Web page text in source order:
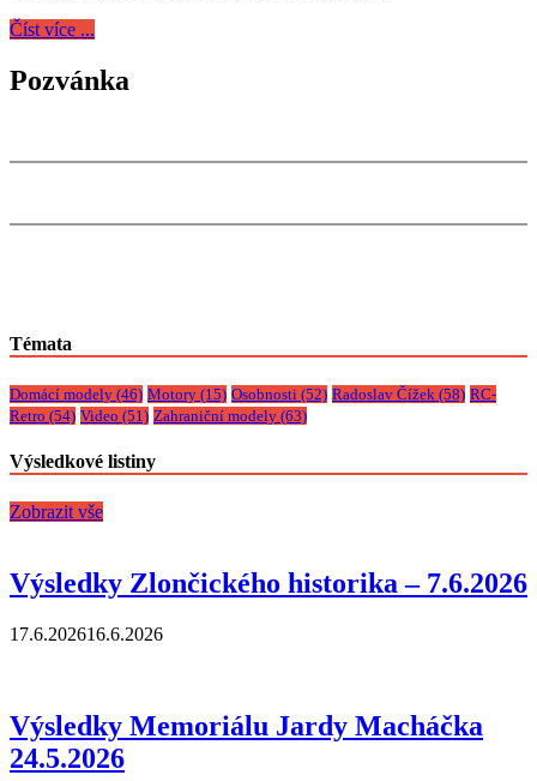
Číst více ...
Pozvánka
Témata
Domácí modely (46) Motory (15) Osobnosti (52) Radoslav Čížek (58) RC-
Retro (54) Video (51) Zahraniční modely (63)
Výsledkové listiny
Zobrazit vše
Výsledky Zlončického historika – 7.6.2026
17.6.202616.6.2026
Výsledky Memoriálu Jardy Macháčka
24.5.2026